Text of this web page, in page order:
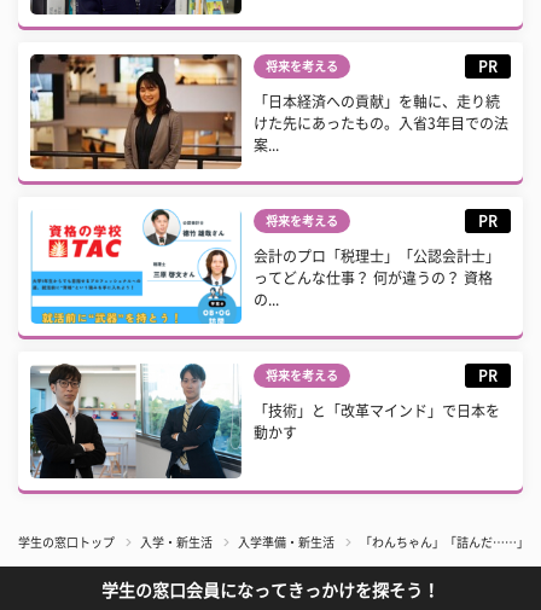
将来を考える PR
「日本経済への貢献」を軸に、走り続
けた先にあったもの。入省3年目での法
案...
将来を考える PR
会計のプロ「税理士」「公認会計士」
ってどんな仕事？ 何が違うの？ 資格
の...
将来を考える PR
「技術」と「改革マインド」で日本を
動かす
学生の窓口トップ 入学・新生活 入学準備・新生活 「わんちゃん」「詰んだ……」
学生の窓口会員になってきっかけを探そう！